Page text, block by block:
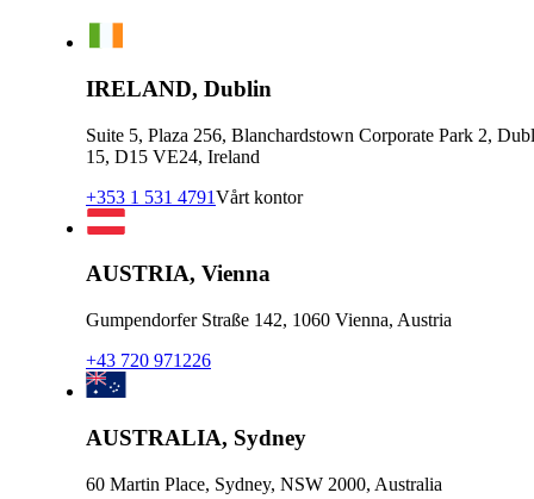
IRELAND, Dublin
Suite 5, Plaza 256, Blanchardstown Corporate Park 2,
15, D15 VE24, Ireland
+353 1 531 4791Vårt kontor
AUSTRIA, Vienna
Gumpendorfer Straße 142, 1060 Vienna, Austria
+43 720 971226
AUSTRALIA, Sydney
60 Martin Place, Sydney, NSW 2000, Australia